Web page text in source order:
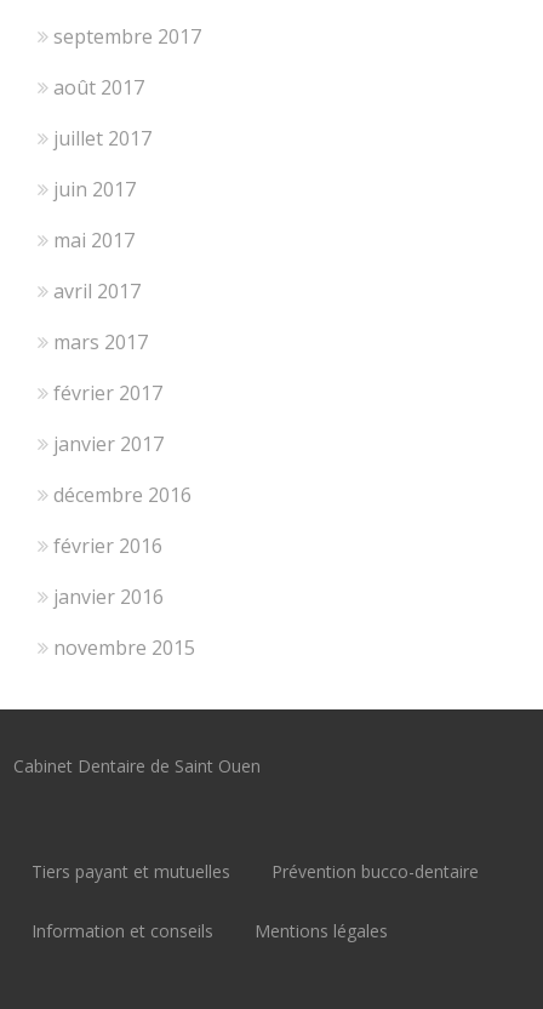
septembre 2017
août 2017
juillet 2017
juin 2017
mai 2017
avril 2017
mars 2017
février 2017
janvier 2017
décembre 2016
février 2016
janvier 2016
novembre 2015
Cabinet Dentaire de Saint Ouen
Tiers payant et mutuelles Prévention bucco-dentaire
Information et conseils Mentions légales